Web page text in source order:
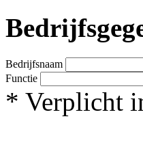
Bedrijfsnaam
Functie
* Verplicht